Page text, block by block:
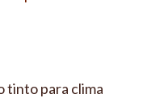
tinto para clima